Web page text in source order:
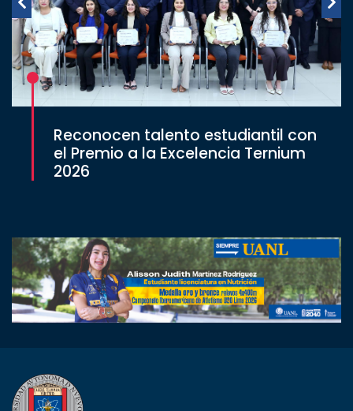
Reconocen talento estudiantil con
el Premio a la Excelencia Ternium
2026